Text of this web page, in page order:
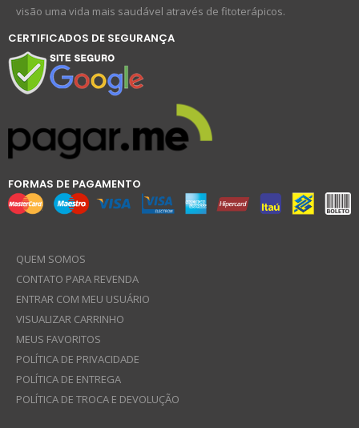
visão uma vida mais saudável através de fitoterápicos.
CERTIFICADOS DE SEGURANÇA
FORMAS DE PAGAMENTO
QUEM SOMOS
CONTATO PARA REVENDA
ENTRAR COM MEU USUÁRIO
VISUALIZAR CARRINHO
MEUS FAVORITOS
POLÍTICA DE PRIVACIDADE
POLÍTICA DE ENTREGA
POLÍTICA DE TROCA E DEVOLUÇÃO